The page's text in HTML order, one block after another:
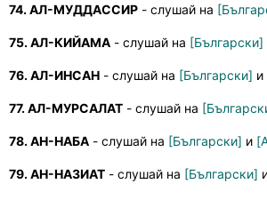
74. АЛ-МУДДАССИР - слушай на
75. АЛ-КИЙАМА - слушай на [Български]
76. АЛ-ИНСАН - слушай на [Български] и
77. АЛ-МУРСАЛАТ - слушай на
78. АН-НАБА - слушай на [Български] и
79. АН-НАЗИАТ - слушай на [Български]